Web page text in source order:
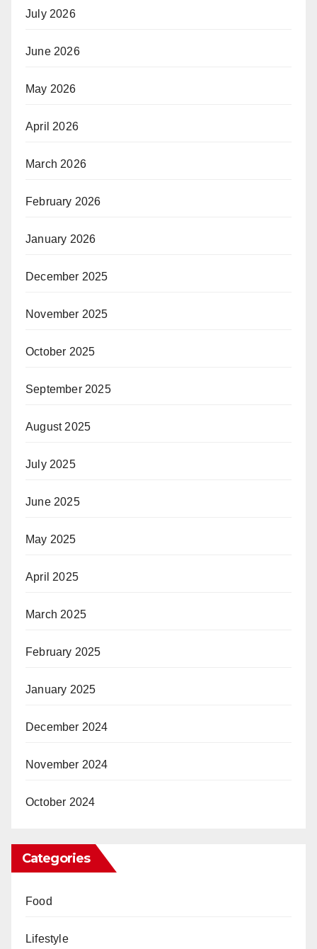
July 2026
June 2026
May 2026
April 2026
March 2026
February 2026
January 2026
December 2025
November 2025
October 2025
September 2025
August 2025
July 2025
June 2025
May 2025
April 2025
March 2025
February 2025
January 2025
December 2024
November 2024
October 2024
Categories
Food
Lifestyle